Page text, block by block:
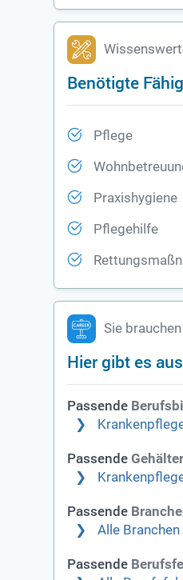
Benötigte
Pflege
Praxishygiene
Pflegehilfe
Sie
Hier gibt es
Passende
PassendeGehälter
Passende
Alle Branchen
Passende